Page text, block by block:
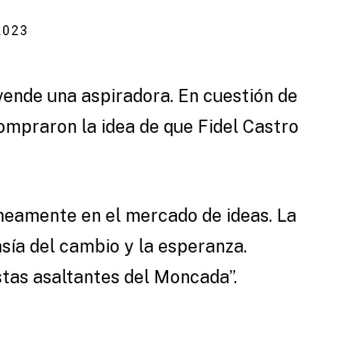
una aspiradora. En cuestión de
la idea de que Fidel Castro
en el mercado de ideas. La
del cambio y la esperanza.
asaltantes del Moncada”.